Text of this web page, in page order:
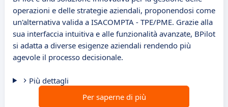
operazioni e delle strategie aziendali, proponendosi come
un'alternativa valida a ISACOMPTA - TPE/PME. Grazie alla
sua interfaccia intuitiva e alle funzionalità avanzate, BPilot
si adatta a diverse esigenze aziendali rendendo più
agevole il processo decisionale.
Più dettagli
Per saperne di più